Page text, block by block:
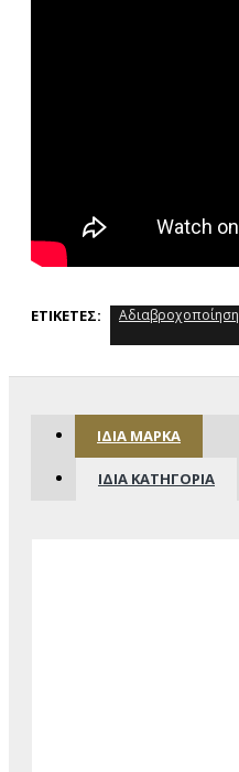
ΕΤΙΚΈΤΕΣ: Αδιαβροχοποίηση
ΊΔΙΑ ΜΆΡΚΑ
ΊΔΙΑ ΚΑΤΗΓΟΡΊΑ